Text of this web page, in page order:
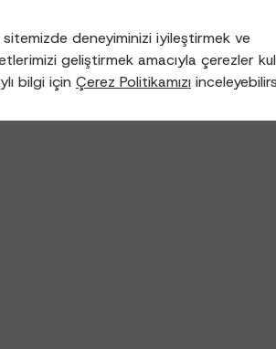
deneyiminizi iyileştirmek ve
geliştirmek amacıyla çerezler
bilgi için Çerez Politikamızı